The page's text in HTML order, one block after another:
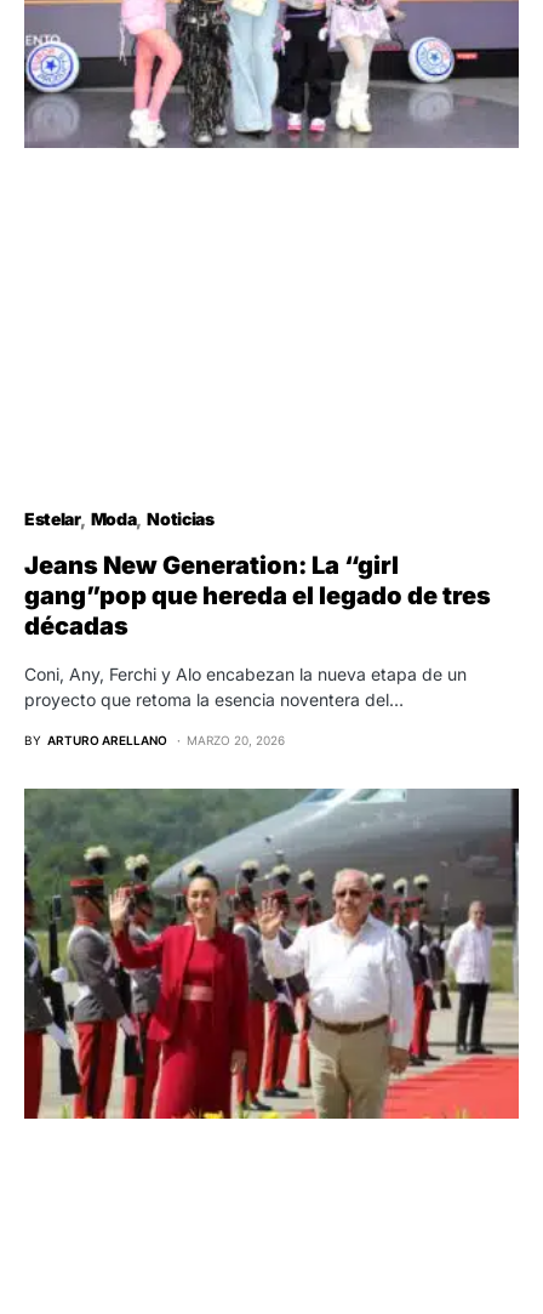
Estelar Moda Noticias
Jeans New Generation: La “girl
gang”pop que hereda el legado de tres
décadas
Coni, Any, Ferchi y Alo encabezan la nueva etapa de un
proyecto que retoma la esencia noventera del…
BY ARTURO ARELLANO MARZO 20, 2026